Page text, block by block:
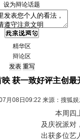
设为辩论话题
精华区
辩论区
映 获一致好评主创最
月08日09:22 来源：搜狐娱
本周四上
及庆祝派对
出获多位艺